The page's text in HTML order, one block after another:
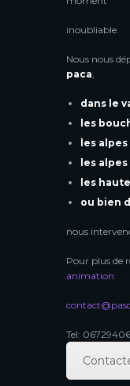
inoubliable.
Nous nous
paca,
dans le
les
les
les
les
ou bien
nous
Pour plus de
animation
Tel: